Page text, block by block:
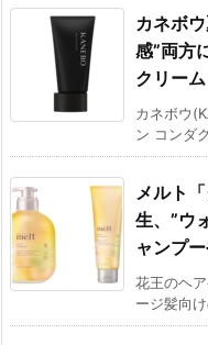
カネボ
感”両方
クリーム
カネボウ
ン コンダ
メルト
生、”ウ
ャンプ
花王のヘ
ージ髪向